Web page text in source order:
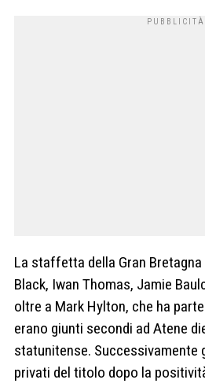
La staffetta della Gran
Black, Iwan Thomas, Jamie
oltre a Mark Hylton, che ha
erano giunti secondi ad Atene
statunitense. Successivamente
privati del titolo dopo la